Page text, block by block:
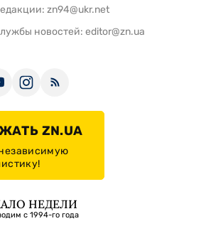
zn94@ukr.net
новостей: editor@zn.ua
ZN.UA
НЕДЕЛИ
с 1994-го года